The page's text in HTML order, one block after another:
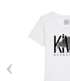
‹